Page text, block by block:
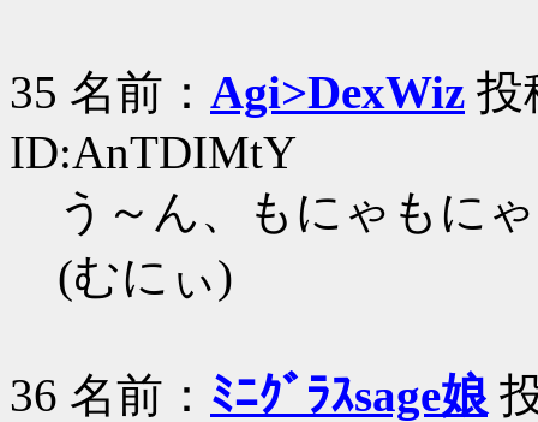
35 名前： Agi>DexWiz 投
ID:AnTDIMtY
う～ん、もにゃも
(むにぃ)
36 名前： ﾐﾆｸﾞﾗｽsage娘